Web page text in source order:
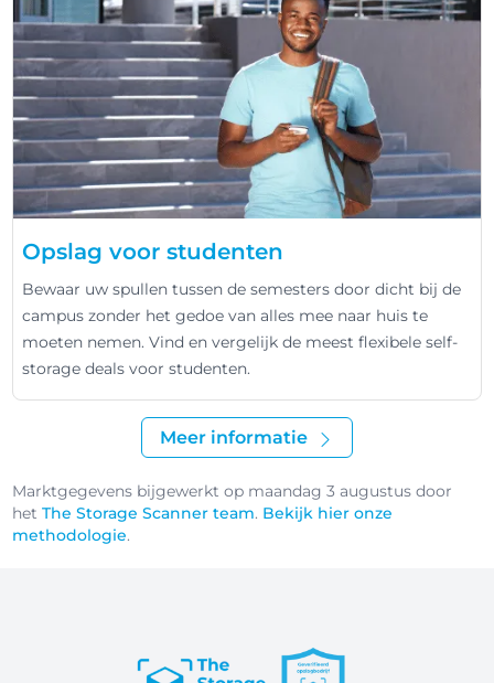
Opslag voor studenten
Bewaar uw spullen tussen de semesters door dicht bij de
campus zonder het gedoe van alles mee naar huis te
moeten nemen. Vind en vergelijk de meest flexibele self-
storage deals voor studenten.
Meer informatie
Marktgegevens bijgewerkt op maandag 3 augustus door
hetThe Storage Scanner team. Bekijk hier onze
methodologie.